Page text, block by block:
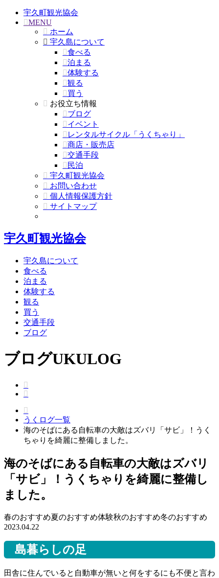
宇久町観光協会
MENU
ホーム
宇久島について
食べる
泊まる
体験する
観る
買う
お役立ち情報
ブログ
イベント
レンタルサイクル「うくちゃり」
商店・販売店
交通手段
民泊
宇久町観光協会
お問い合わせ
個人情報保護方針
サイトマップ
宇久町観光協会
宇久島について
食べる
泊まる
体験する
観る
買う
交通手段
ブログ
ブログUKULOG
うくログ一覧
海のそばにある自転車の大敵はズバリ「サビ」！うく
ちゃりを綺麗に整備しました。
海のそばにある自転車の大敵はズバリ
「サビ」！うくちゃりを綺麗に整備し
ました。
春のおすすめ夏のおすすめ体験秋のおすすめ冬のおすすめ
2023.04.22
島暮らしの足
田舎に住んでいると自動車が無いと何をするにも不便と言わ